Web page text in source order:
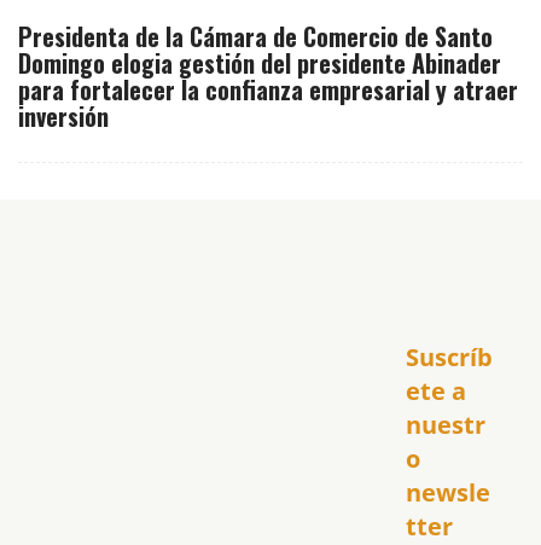
Presidenta de la Cámara de Comercio de Santo
Domingo elogia gestión del presidente Abinader
para fortalecer la confianza empresarial y atraer
inversión
Suscríb
ete a
nuestr
o
newsle
tter